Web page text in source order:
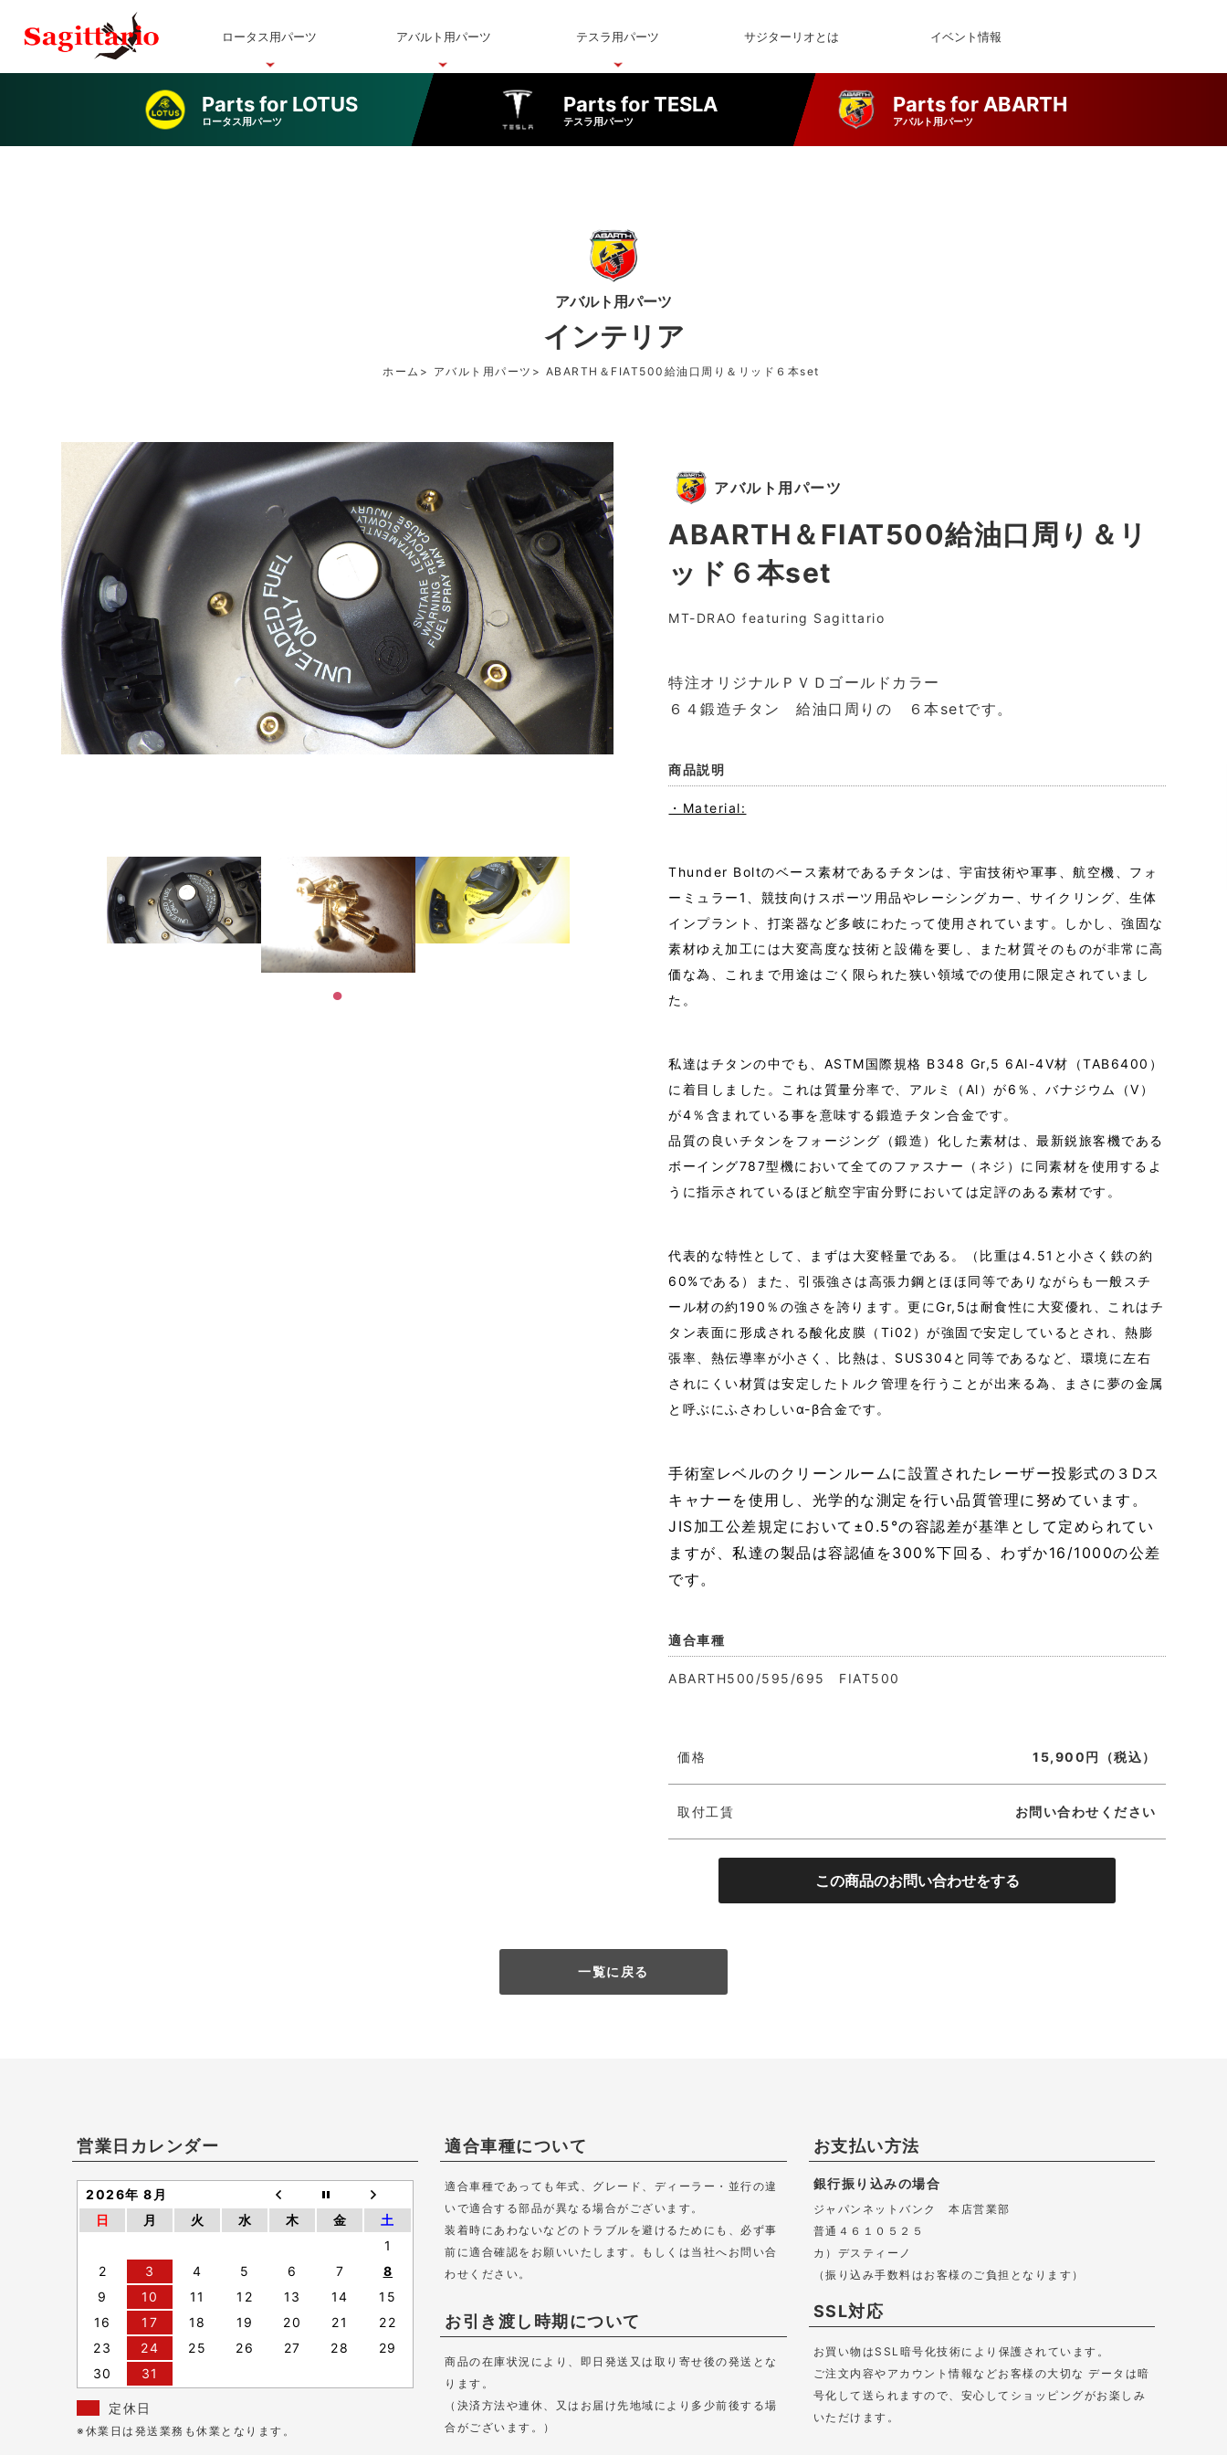
ロータス用パーツ アバルト用パーツ テスラ用パーツ サジターリオとは イベント情報
Parts for LOTUS
ロータス用パーツ
Parts for ABARTH
アバルト用パーツ
Parts for TESLA
テスラ用パーツ
アバルト用パーツ
インテリア
ホーム アバルト用パーツ ABARTH＆FIAT500給油口周り＆リッド６本set
アバルト用パーツ
ABARTH＆FIAT500給油口周り＆リ
ッド６本set
MT-DRAO featuring Sagittario
特注オリジナルＰＶＤゴールドカラー
６４鍛造チタン 給油口周りの ６本setです。
商品説明
・Material:
Thunder Boltのベース素材であるチタンは、宇宙技術や軍事、航空機、フォ
ーミュラー1、競技向けスポーツ用品やレーシングカー、サイクリング、生体
インプラント、打楽器など多岐にわたって使用されています。しかし、強固な
素材ゆえ加工には大変高度な技術と設備を要し、また材質そのものが非常に高
価な為、これまで用途はごく限られた狭い領域での使用に限定されていまし
た。
私達はチタンの中でも、ASTM国際規格 B348 Gr,5 6Al-4V材（TAB6400）
に着目しました。これは質量分率で、アルミ（Al）が6％、バナジウム（V）
が4％含まれている事を意味する鍛造チタン合金です。
品質の良いチタンをフォージング（鍛造）化した素材は、最新鋭旅客機である
ボーイング787型機において全てのファスナー（ネジ）に同素材を使用するよ
うに指示されているほど航空宇宙分野においては定評のある素材です。
代表的な特性として、まずは大変軽量である。（比重は4.51と小さく鉄の約
60%である）また、引張強さは高張力鋼とほほ同等でありながらも一般スチ
ール材の約190％の強さを誇ります。更にGr,5は耐食性に大変優れ、これはチ
タン表面に形成される酸化皮膜（Ti02）が強固で安定しているとされ、熱膨
張率、熱伝導率が小さく、比熱は、SUS304と同等であるなど、環境に左右
されにくい材質は安定したトルク管理を行うことが出来る為、まさに夢の金属
と呼ぶにふさわしいα-β合金です。
手術室レベルのクリーンルームに設置されたレーザー投影式の３Dス
キャナーを使用し、光学的な測定を行い品質管理に努めています。
JIS加工公差規定において±0.5°の容認差が基準として定められてい
ますが、私達の製品は容認値を300%下回る、わずか16/1000の公差
です。
適合車種
ABARTH500/595/695 FIAT500
価格 15,900円（税込）
取付工賃 お問い合わせください
一覧に戻る
営業日カレンダー
2026年 8月
日
月 火 水 木 金
土
1
2
3 4 5 6 7
8
9
10 11 12 13 14
15
16
17 18 19 20 21
22
23
24 25 26 27 28
29
30
31
定休日
※休業日は発送業務も休業となります。
適合車種について
適合車種であっても年式、グレード、ディーラー・並行の違
いで適合する部品が異なる場合がございます。
装着時にあわないなどのトラブルを避けるためにも、必ず事
前に適合確認をお願いいたします。もしくは当社へお問い合
わせください。
お引き渡し時期について
商品の在庫状況により、即日発送又は取り寄せ後の発送とな
ります。
（決済方法や連休、又はお届け先地域により多少前後する場
合がございます。）
お支払い方法
銀行振り込みの場合
ジャパンネットバンク 本店営業部
普通４６１０５２５
カ）デスティーノ
（振り込み手数料はお客様のご負担となります）
SSL対応
お買い物はSSL暗号化技術により保護されています。
ご注文内容やアカウント情報などお客様の大切な データは暗
号化して送られますので、安心してショッピングがお楽しみ
いただけます。